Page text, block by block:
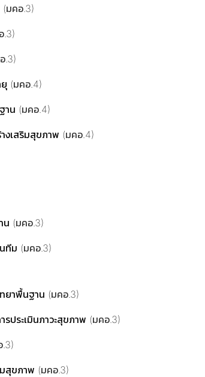
(มคอ.3)
.3)
.3)
(มคอ.4)
าน (มคอ.4)
งเสริมสุขภาพ (มคอ.4)
น (มคอ.3)
ทีม (มคอ.3)
ยาพื้นฐาน (มคอ.3)
ประเมินภาวะสุขภาพ (มคอ.3)
.3)
สุขภาพ (มคอ.3)